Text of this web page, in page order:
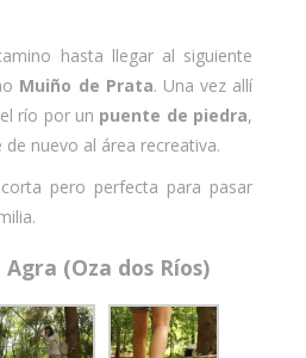
hasta llegar al siguiente
Muiño de Prata. Una vez allí
río por un puente de piedra,
nuevo al área recreativa.
pero perfecta para pasar
(Oza dos Ríos)